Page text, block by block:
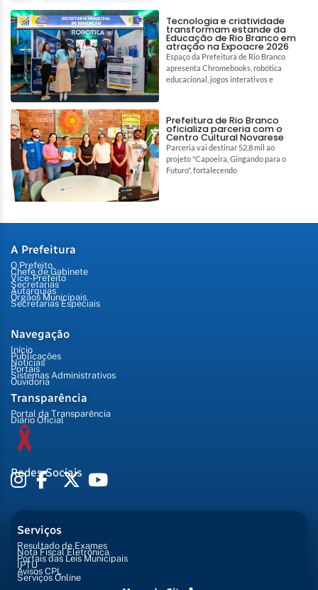
Tecnologia e criatividade
transformam estande da
Educação de Rio Branco em
atração na Expoacre 2026
Espaço da Prefeitura de Rio Branco
apresenta Chromebooks, robótica
educacional, jogos interativos e
Prefeitura de Rio Branco
oficializa parceria com o
Centro Cultural Novarese
Parceria vai destinar 52,8 mil ao
projeto "Capoeira, Gingando para o
Futuro", fortalecendo
A Prefeitura
O Prefeito
Chefe de Gabinete
Vice-Prefeito
Secretarias
Autarquias
Órgãos Municipais
Secretarias Especiais
Navegação
Início
Publicações
Notícias
Portais
Sistemas Administrativos
Ouvidoria
Transparência
Portal da Transparência
Diário Oficial
Redes Sociais
Serviços
Resultado de Exames
Nota Fiscal Eletrônica
Portais das Leis Municipais
IPTU
Avisos CPL
Serviços Online